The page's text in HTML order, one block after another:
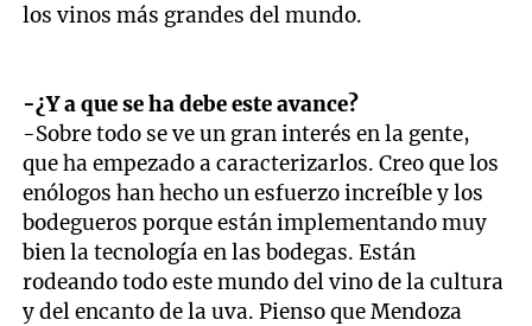
los vinos más grandes del mundo.
-¿Y a que se ha debe este avance?
-Sobre todo se ve un gran interés en la gente,
que ha empezado a caracterizarlos. Creo que los
enólogos han hecho un esfuerzo increíble y los
bodegueros porque están implementando muy
bien la tecnología en las bodegas. Están
rodeando todo este mundo del vino de la cultura
y del encanto de la uva. Pienso que Mendoza